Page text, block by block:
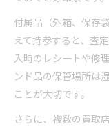
付属品（外箱、保存
えて持参すると、査
入時のレシートや修
ンド品の保管場所は
ことが大切です。
さらに、複数の買取